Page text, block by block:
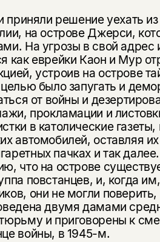
приняли решение уехать
на острове Джерси,
На угрозы в свой адрес
как еврейки Каон и Мур
устроив на острове
было запугать и
от войны и
прокламации и
в католические
автомобилей, оставляя
пачках и так
что на острове
повстанцев, и, когда
они не могли
двумя дамами
и приговорены к
войны, в 1945-м.